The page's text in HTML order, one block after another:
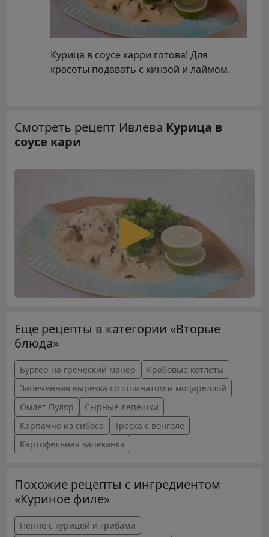
Курица в соусе карри готова! Для
красоты подавать с кинзой и лаймом.
Смотреть рецепт Ивлева Курица в
соусе кари
Еще рецепты в категории «Вторые
блюда»
Бургер на греческий манер
Крабовые котлеты
Запеченная вырезка со шпинатом и моцареллой
Омлет Пуляр
Сырные лепешки
Карпаччо из сибаса
Треска с вонголе
Картофельная запеканка
Похожие рецепты с ингредиентом
«Куриное филе»
Пенне с курицей и грибами